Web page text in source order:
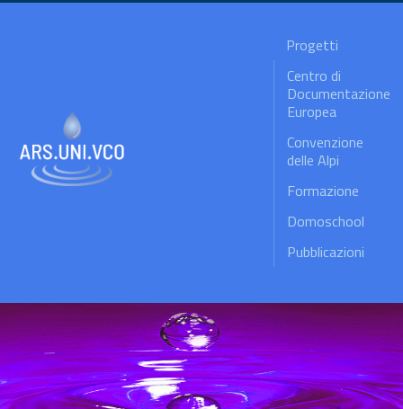
Progetti
Centro di
Documentazione
Europea
Convenzione
delle Alpi
Formazione
Domoschool
Pubblicazioni